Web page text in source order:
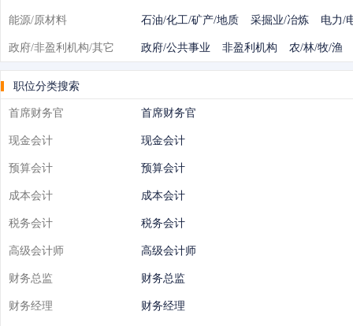
能源/原材料 石油/化工/矿产/地质 采掘业/冶炼 电力/
政府/非盈利机构/其它 政府/公共事业 非盈利机构 农/林/牧/渔
职位分类搜索
首席财务官 首席财务官
现金会计 现金会计
预算会计 预算会计
成本会计 成本会计
税务会计 税务会计
高级会计师 高级会计师
财务总监 财务总监
财务经理 财务经理